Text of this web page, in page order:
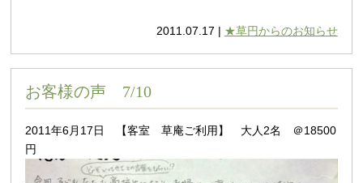
2011.07.17 | ★草円からのお知らせ
お客様の声 7/10
2011年6月17日 【客室 草庵ご利用】 大人2名 ＠18500
円